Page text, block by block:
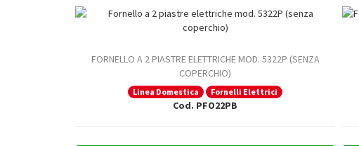
FORNELLO A 2 PIASTRE ELETTRICHE MOD. 5322P (SENZA
COPERCHIO)
Linea Domestica Fornelli Elettrici
Cod. PFO22PB